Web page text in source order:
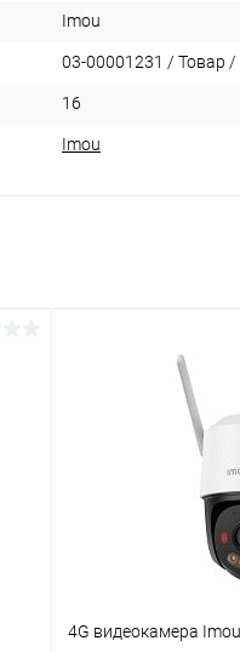
Imou
03-00001231 / Товар /
16
Imou
4G видеокамера